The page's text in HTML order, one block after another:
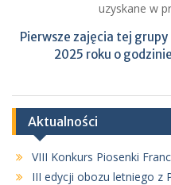
uzyskane w
Pierwsze zajęcia tej grupy
2025 roku o
Aktualności
VIII Konkurs Piosenki
III edycji obozu letniego z